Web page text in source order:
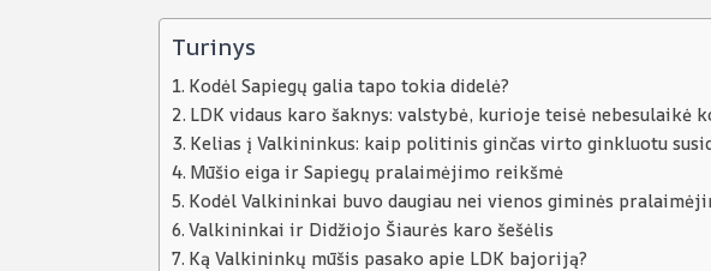
Turinys
Kodėl Sapiegų galia tapo tokia didelė?
LDK vidaus karo šaknys: valstybė, kurioje teisė nebesulaikė
Kelias į Valkininkus: kaip politinis ginčas virto ginkluotu
Mūšio eiga ir Sapiegų pralaimėjimo reikšmė
Kodėl Valkininkai buvo daugiau nei vienos giminės
Valkininkai ir Didžiojo Šiaurės karo šešėlis
Ką Valkininkų mūšis pasako apie LDK bajoriją?